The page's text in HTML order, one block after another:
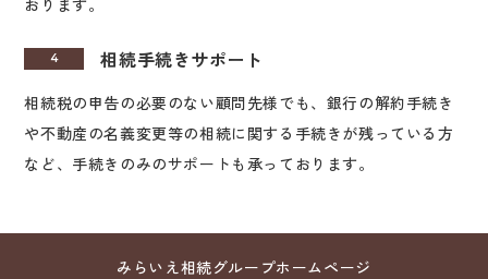
4 相続手続きサポート
相続税の申告の必要のない顧問先様でも、銀行の解約手続き
や不動産の名義変更等の相続に関する手続きが残っている方
など、手続きのみのサポートも承っております。
みらいえ相続グループホームページ